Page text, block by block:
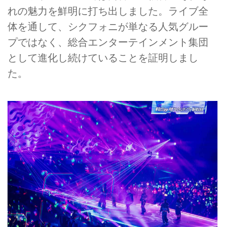
れの魅力を鮮明に打ち出しました。ライブ全
体を通して、シクフォニが単なる人気グルー
プではなく、総合エンターテインメント集団
として進化し続けていることを証明しまし
た。